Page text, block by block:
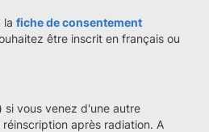
la fiche de consentement
être inscrit en français ou
si vous venez d'une autre
après radiation. A